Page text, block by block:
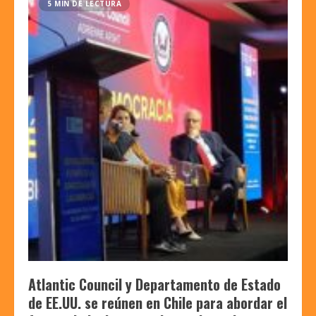
5 MIN DE LECTURA
Atlantic Council y Departamento de Estado
de EE.UU. se reúnen en Chile para abordar el